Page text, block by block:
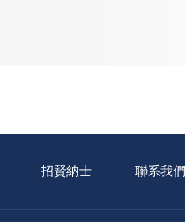
招賢納士 聯系我們